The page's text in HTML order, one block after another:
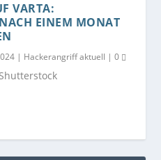
VARTA:
EINEM MONAT
| Hackerangriff aktuell |0